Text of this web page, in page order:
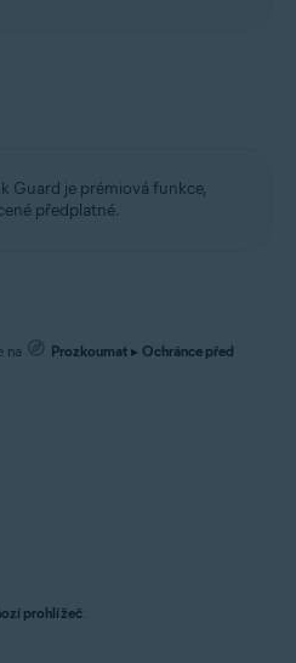
Guard je prémiová funkce,
předplatné.
na Prozkoumat ▸ Ochránce před
prohlížeč.